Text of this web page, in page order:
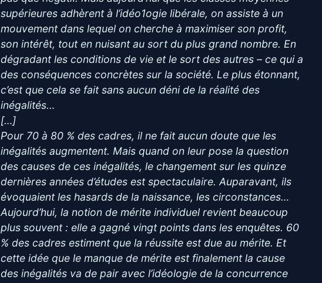
supérieures adhèrent à l’idéo1ogie libérale, on assiste à un
mouvement dans lequel on cherche à maximiser son profit,
son intérêt, tout en nuisant au sort du plus grand nombre. En
dégradant les conditions de vie et le sort des autres – ce qui a
des conséquences concrètes sur la société. Le plus étonnant,
c’est que cela se fait sans aucun déni de la réalité des
inégalités…
[…]
Pour 70 à 80 % des cadres, il ne fait aucun doute que les
inégalités augmentent. Mais quand on leur pose la question
des causes de ces inégalités, le changement sur les quinze
dernières années d’études est spectaculaire. Auparavant, ils
évoquaient les hasards de la naissance, les circonstances…
Aujourd’hui, la notion de mérite individuel revient beaucoup
plus souvent : elle a gagné vingt points dans les enquêtes. 60
% des cadres estiment que la réussite est due au mérite. Et
cette idée que le manque de mérite est finalement la cause
des inégalités va de pair avec l’idéologie de la concurrence